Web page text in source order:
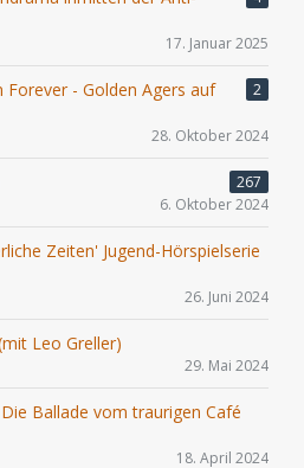
17. Januar 2025
Forever - Golden Agers auf
2
28. Oktober 2024
267
6. Oktober 2024
Zeiten' Jugend-Hörspielserie
26. Juni 2024
Leo Greller)
29. Mai 2024
Ballade vom traurigen Café
18. April 2024